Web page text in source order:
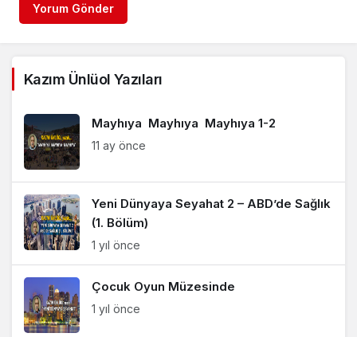
Yorum Gönder
Kazım Ünlüol Yazıları
Mayhıya Mayhıya Mayhıya 1-2
11 ay önce
Yeni Dünyaya Seyahat 2 – ABD’de Sağlık
(1. Bölüm)
1 yıl önce
Çocuk Oyun Müzesinde
1 yıl önce